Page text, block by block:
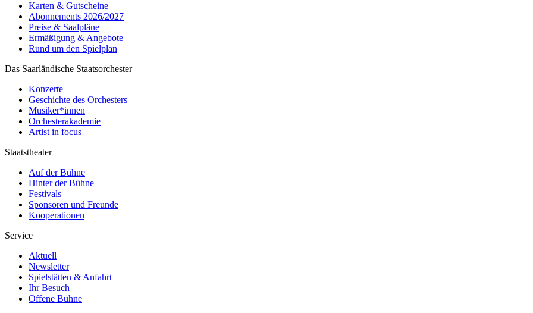
Karten & Gutscheine
Abonnements 2026/2027
Preise & Saalpläne
Ermäßigung & Angebote
Rund um den Spielplan
Das Saarländische Staatsorchester
Konzerte
Geschichte des Orchesters
Musiker*innen
Orchesterakademie
Artist in focus
Staatstheater
Auf der Bühne
Hinter der Bühne
Festivals
Sponsoren und Freunde
Kooperationen
Service
Aktuell
Newsletter
Spielstätten & Anfahrt
Ihr Besuch
Offene Bühne